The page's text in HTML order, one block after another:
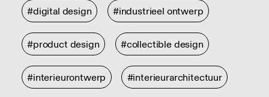
#digital design #industrieel ontwerp
#product design #collectible design
#interieurontwerp #interieurarchitectuur